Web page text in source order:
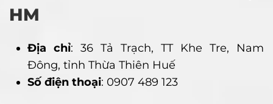
HM
Địa chỉ: 36 Tả Trạch, TT Khe Tre, Nam
Đông, tỉnh Thừa Thiên Huế
Số điện thoại: 0907 489 123